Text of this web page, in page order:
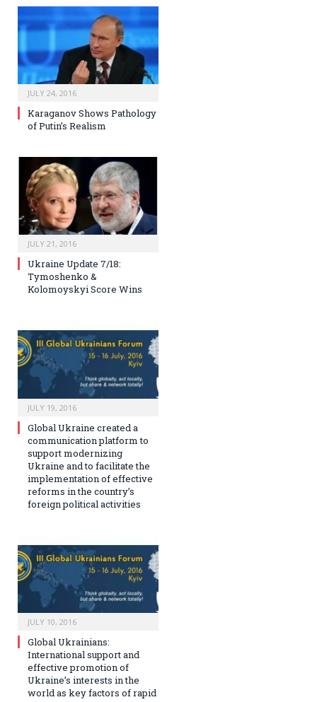
JULY 24, 2016
Karaganov Shows Pathology
of Putin’s Realism
JULY 21, 2016
Ukraine Update 7/18:
Tymoshenko &
Kolomoyskyi Score Wins
JULY 19, 2016
Global Ukraine created a
communication platform to
support modernizing
Ukraine and to facilitate the
implementation of effective
reforms in the country’s
foreign political activities
JULY 10, 2016
Global Ukrainians:
International support and
effective promotion of
Ukraine’s interests in the
world as key factors of rapid